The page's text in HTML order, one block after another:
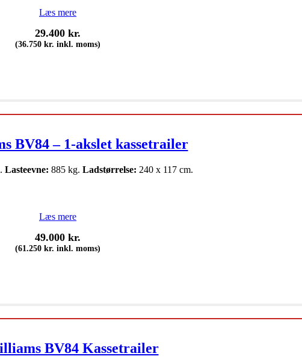
Læs mere
29.400 kr.
(36.750 kr. inkl. moms)
BV84 – 1-akslet kassetrailer
Lasteevne: 885 kg. Ladstørrelse: 240 x 117 cm.
Læs mere
49.000 kr.
(61.250 kr. inkl. moms)
BV84 Kassetrailer